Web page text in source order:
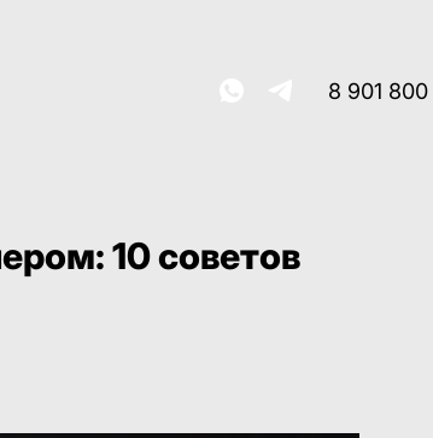
8 901
10 советов